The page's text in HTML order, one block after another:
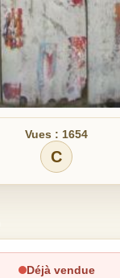
Vues : 1654
C
Déjà vendue